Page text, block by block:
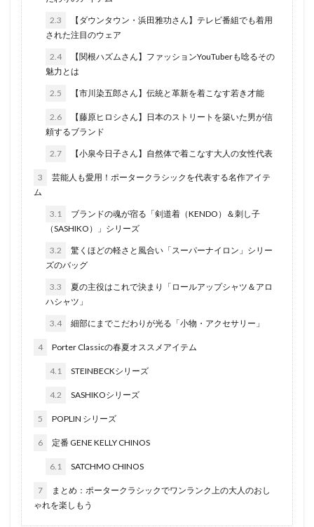
2.3
【ダウンタウン・浜田雅功さん】テレビ番組でも着用
された注目のウェア
2.4
【関根ハズムさん】ファッションYouTuberも唸るその
魅力とは
2.5 【市川染五郎さん】伝統と革新を着こなす若き才能
2.6
【藤原ヒロシさん】日本のストリートを築いた男が信
頼するブランド
2.7 【小泉今日子さん】自然体で着こなす大人の女性代表
3
芸能人も愛用！ポータークラシックを代表する名作アイテ
ム
3.1
ブランドの魂が宿る「剣道着（KENDO）＆刺し子
（SASHIKO）」シリーズ
3.2
驚くほどの軽さと風合い「スーパーナイロン」シリー
ズのバッグ
3.3
夏の主役はこれで決まり「ロールアップシャツ＆アロ
ハシャツ」
3.4 細部にまでこだわりが光る「小物・アクセサリー」
4 Porter Classicの春夏オススメアイテム
4.1 STEINBECKシリーズ
4.2 SASHIKOシリーズ
5 POPLIN シリーズ
6 定番 GENE KELLY CHINOS
6.1 SATCHMO CHINOS
7
まとめ：ポータークラシックでワンランク上の大人のおし
ゃれを楽しもう